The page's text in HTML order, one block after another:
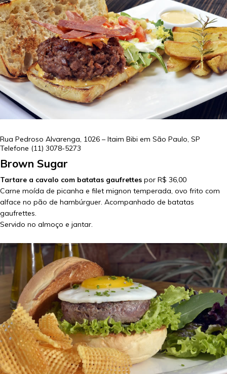
Rua Pedroso Alvarenga, 1026 – Itaim Bibi em São Paulo, SP
Telefone (11) 3078-5273
Brown Sugar
Tartare a cavalo com batatas gaufrettes por R$ 36,00
Carne moída de picanha e filet mignon temperada, ovo frito com
alface no pão de hambúrguer. Acompanhado de batatas
gaufrettes.
Servido no almoço e jantar.